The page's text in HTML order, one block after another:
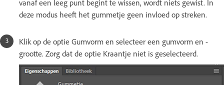
vanaf een leeg punt begint te wissen, wordt niets gewist. In
deze modus heeft het gummetje geen invloed op streken.
Klik op de optie Gumvorm en selecteer een gumvorm en -
grootte. Zorg dat de optie Kraantje niet is geselecteerd.